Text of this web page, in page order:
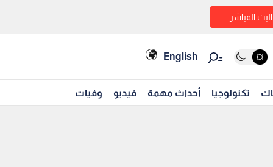
البث المباشر
English
تكنولوجيا أحداث مهمة فيديو وفيات